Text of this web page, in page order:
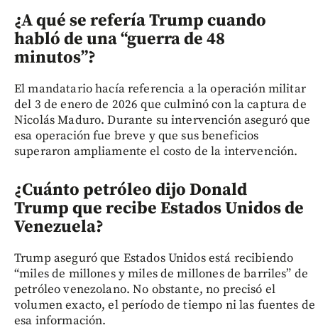
¿A qué se refería Trump cuando
habló de una “guerra de 48
minutos”?
El mandatario hacía referencia a la operación militar
del 3 de enero de 2026 que culminó con la captura de
Nicolás Maduro. Durante su intervención aseguró que
esa operación fue breve y que sus beneficios
superaron ampliamente el costo de la intervención.
¿Cuánto petróleo dijo Donald
Trump que recibe Estados Unidos de
Venezuela?
Trump aseguró que Estados Unidos está recibiendo
“miles de millones y miles de millones de barriles” de
petróleo venezolano. No obstante, no precisó el
volumen exacto, el período de tiempo ni las fuentes de
esa información.